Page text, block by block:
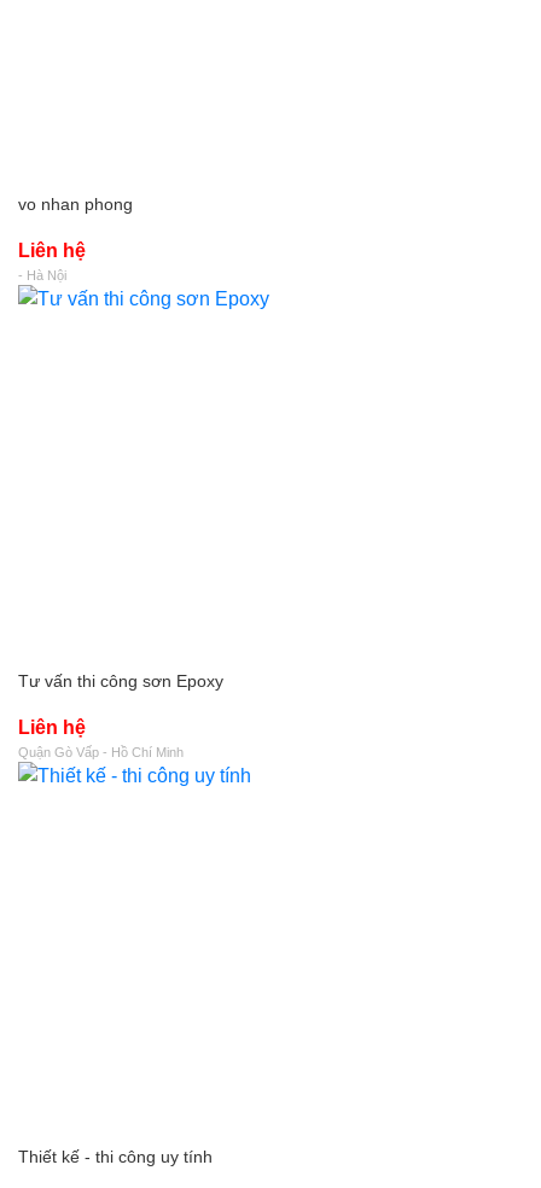
vo nhan phong
Liên hệ
- Hà Nội
Tư vấn thi công sơn Epoxy
Liên hệ
Quận Gò Vấp - Hồ Chí Minh
Thiết kế - thi công uy tính